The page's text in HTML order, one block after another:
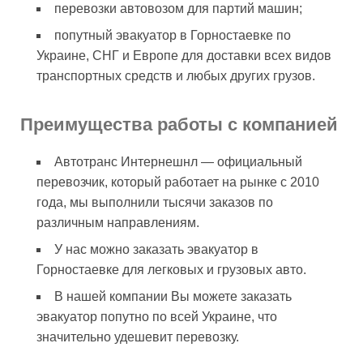
перевозки автовозом для партий машин;
попутный эвакуатор в Горностаевке по
Украине, СНГ и Европе для доставки всех видов
транспортных средств и любых других грузов.
Преимущества работы с компанией
Автотранс Интернешнл — официальный
перевозчик, который работает на рынке с 2010
года, мы выполнили тысячи заказов по
различным направлениям.
У нас можно заказать эвакуатор в
Горностаевке для легковых и грузовых авто.
В нашей компании Вы можете заказать
эвакуатор попутно по всей Украине, что
значительно удешевит перевозку.